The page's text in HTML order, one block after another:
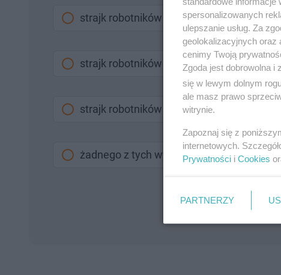
strajk robotników w Londynie w 1904 roku
strajk robotników w Chicago w 1886 roku
strajk robotników w Radomiu w 1976 roku
żadnego z tych wydarzeń
spersonalizowanych
ulepszanie usług. Za
geolokalizacyjnych oraz
cenimy Twoją
Zgoda jest dobrowolna
się w lewym dolnym
ale masz prawo
witrynie.
Zapoznaj się z
internetowych.
Prywatności i Cookies
PARTNERZY